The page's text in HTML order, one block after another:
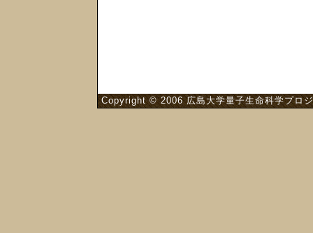
Copyright © 2006 広島大学量子生命科学プロ